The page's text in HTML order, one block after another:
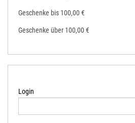
Geschenke bis 100,00 €
Geschenke über 100,00 €
Login